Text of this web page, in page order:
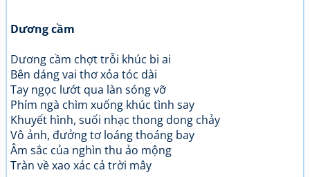
Dương cầm
Dương cầm chợt trỗi khúc bi ai
Bên dáng vai thơ xỏa tóc dài
Tay ngọc lướt qua làn sóng vỡ
Phím ngà chìm xuống khúc tình say
Khuyết hình, suối nhạc thong dong chảy
Vô ảnh, đưởng tơ loáng thoáng bay
Âm sắc của nghìn thu ảo mộng
Tràn về xao xác cả trời mây